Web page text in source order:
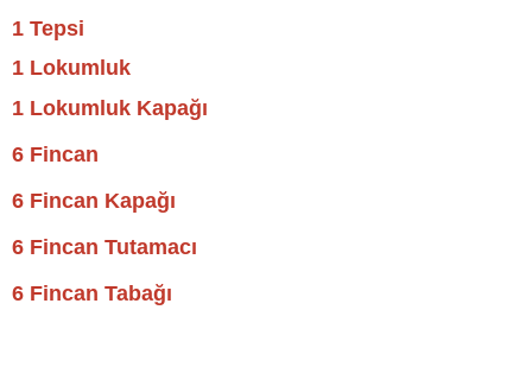
1 Tepsi
1 Lokumluk
1 Lokumluk Kapağı
6 Fincan
6 Fincan Kapağı
6 Fincan Tutamacı
6 Fincan Tabağı